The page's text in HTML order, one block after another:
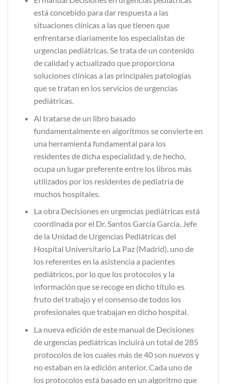
está concebido para dar respuesta a las
situaciones clínicas a las que tienen que
enfrentarse diariamente los especialistas de
urgencias pediátricas. Se trata de un contenido
de calidad y actualizado que proporciona
soluciones clínicas a las principales patologías
que se tratan en los servicios de urgencias
pediátricas.
Al tratarse de un libro basado
fundamentalmente en algoritmos se convierte en
una herramienta fundamental para los
residentes de dicha especialidad y, de hecho,
ocupa un lugar preferente entre los libros más
utilizados por los residentes de pediatría de
muchos hospitales.
La obra Decisiones en urgencias pediátricas está
coordinada por el Dr. Santos García García, Jefe
de la Unidad de Urgencias Pediátricas del
Hospital Universitario La Paz (Madrid), uno de
los referentes en la asistencia a pacientes
pediátricos, por lo que los protocolos y la
información que se recoge en dicho título es
fruto del trabajo y el consenso de todos los
profesionales que trabajan en dicho hospital.
La nueva edición de este manual de Decisiones
de urgencias pediátricas incluirá un total de 285
protocolos de los cuales más de 40 son nuevos y
no estaban en la edición anterior. Cada uno de
los protocolos está basado en un algoritmo que